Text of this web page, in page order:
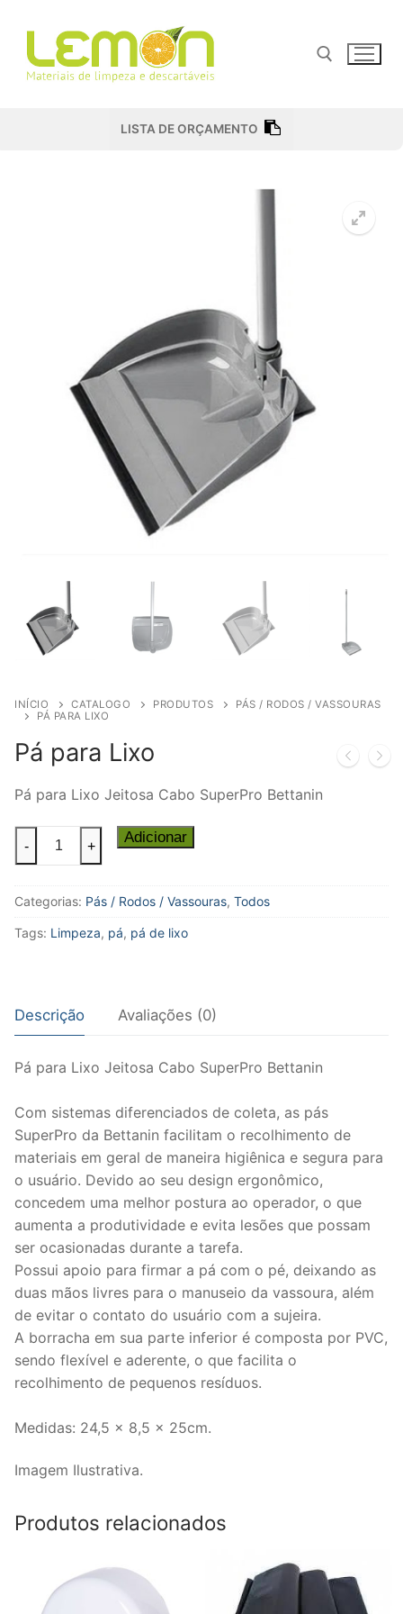
para
conteúdo
Pesquisar por:
LISTA DE ORÇAMENTO
INÍCIO CATALOGO PRODUTOS
PÁS / RODOS / VASSOURAS
PÁ PARA LIXO
Pá para Lixo
Pá para Lixo Jeitosa Cabo SuperPro Bettanin
para
quantidade
- + Adicionar
Categorias: Pás / Rodos / Vassouras, Todos
Tags: Limpeza, pá, pá de lixo
Descrição Avaliações (0)
Pá para Lixo Jeitosa Cabo SuperPro Bettanin
Com sistemas diferenciados de coleta, as pás
SuperPro da Bettanin facilitam o recolhimento de
materiais em geral de maneira higiênica e segura para
o usuário. Devido ao seu design ergonômico,
concedem uma melhor postura ao operador, o que
aumenta a produtividade e evita lesões que possam
ser ocasionadas durante a tarefa.
Possui apoio para firmar a pá com o pé, deixando as
duas mãos livres para o manuseio da vassoura, além
de evitar o contato do usuário com a sujeira.
A borracha em sua parte inferior é composta por PVC,
sendo flexível e aderente, o que facilita o
recolhimento de pequenos resíduos.
Medidas: 24,5 x 8,5 x 25cm.
Imagem Ilustrativa.
Produtos relacionados